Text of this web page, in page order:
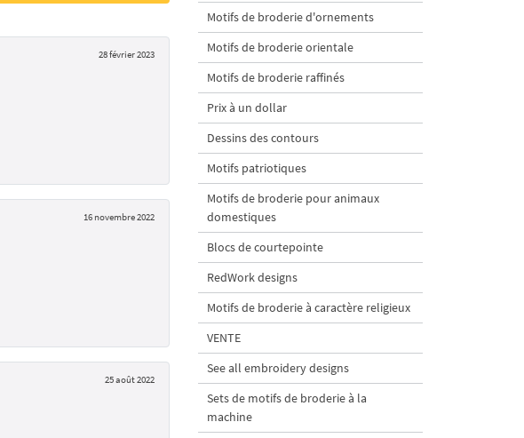
28 février 2023
16 novembre 2022
25 août 2022
Motifs de broderie d'ornements
Motifs de broderie orientale
Motifs de broderie raffinés
Prix à un dollar
Dessins des contours
Motifs patriotiques
Motifs de broderie pour animaux
domestiques
Blocs de courtepointe
RedWork designs
Motifs de broderie à caractère religieux
VENTE
See all embroidery designs
Sets de motifs de broderie à la
machine